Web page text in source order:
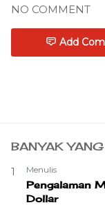
NO COMMENT
Add
BANYAK
1 Menulis
Pengalaman
Dollar